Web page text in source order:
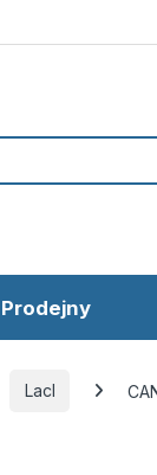
Prodejny
Lacl